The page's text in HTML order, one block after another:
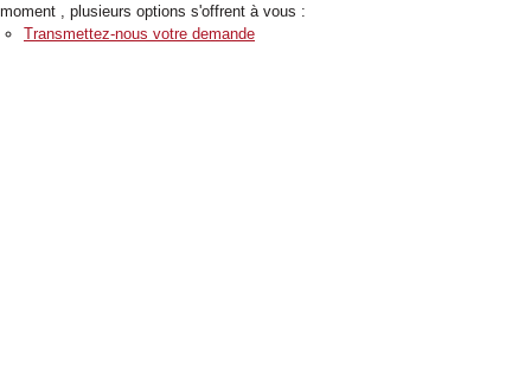
moment , plusieurs options s'offrent à vous :
Transmettez-nous votre demande